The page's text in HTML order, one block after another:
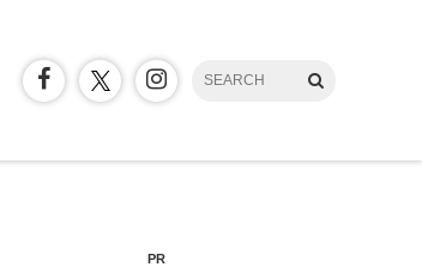
PR